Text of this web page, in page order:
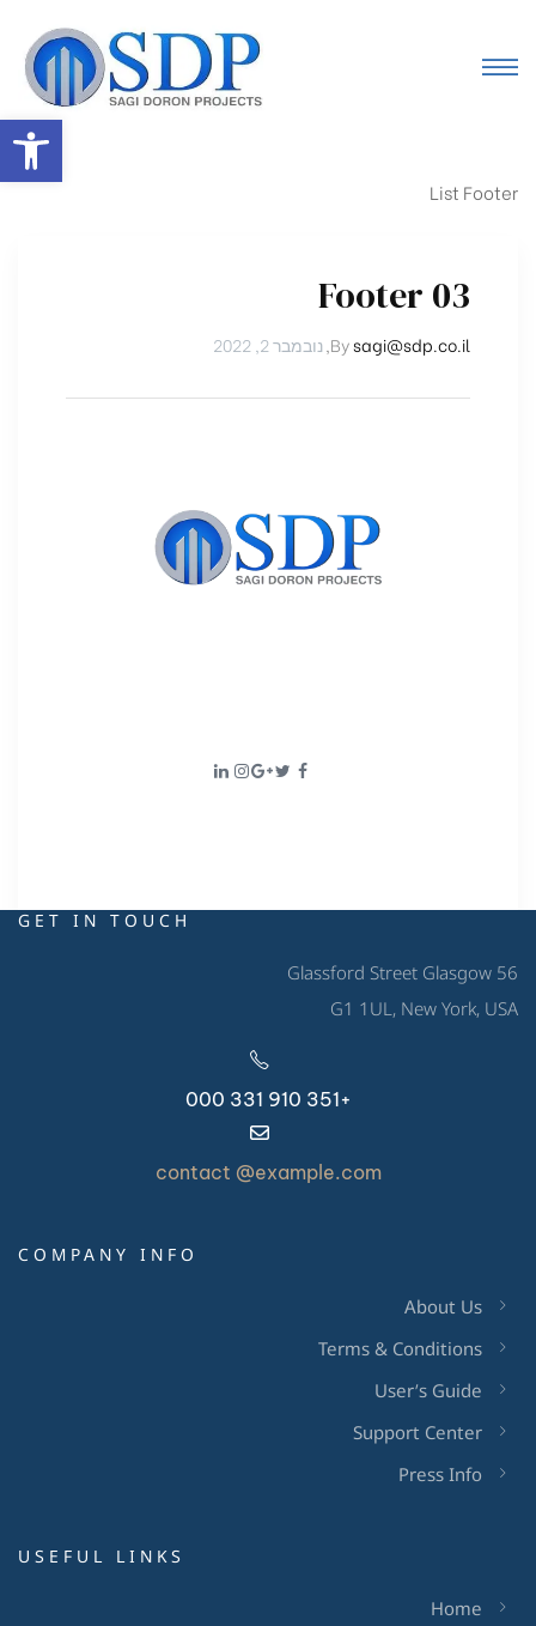
פתח
List Footer
Footer 03
Bysagi@sdp.co.il
,נובמבר 2, 2022
GET IN TOUCH
56 Glassford Street Glasgow
G1 1UL, New York, USA
+351 910 331 000
contact @example.com
COMPANY INFO
About Us
Terms & Conditions
User’s Guide
Support Center
Press Info
USEFUL LINKS
Home